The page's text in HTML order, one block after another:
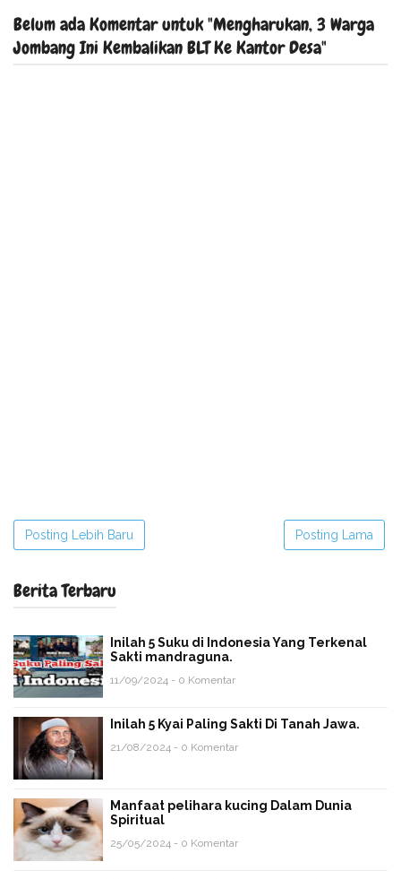
Belum ada Komentar untuk "Mengharukan, 3 Warga
Jombang Ini Kembalikan BLT Ke Kantor Desa"
Posting Lebih Baru Posting Lama
Berita Terbaru
Inilah 5 Suku di Indonesia Yang Terkenal
Sakti mandraguna.
11/09/2024 - 0 Komentar
Inilah 5 Kyai Paling Sakti Di Tanah Jawa.
21/08/2024 - 0 Komentar
Manfaat pelihara kucing Dalam Dunia
Spiritual
25/05/2024 - 0 Komentar